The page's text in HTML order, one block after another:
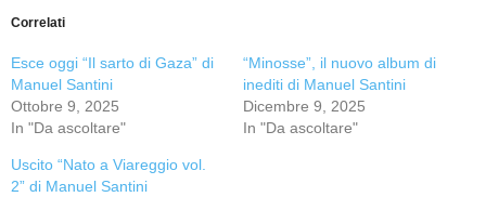
Correlati
Esce oggi “Il sarto di Gaza” di
Manuel Santini
Ottobre 9, 2025
In "Da ascoltare"
“Minosse”, il nuovo album di
inediti di Manuel Santini
Dicembre 9, 2025
In "Da ascoltare"
Uscito “Nato a Viareggio vol.
2” di Manuel Santini